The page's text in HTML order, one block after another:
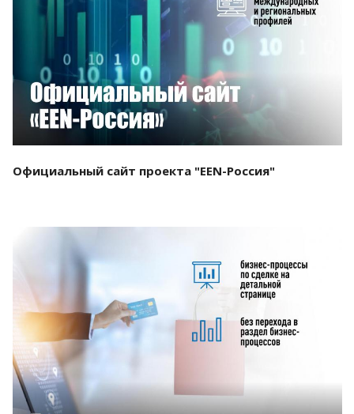
Смотреть проект
Официальный сайт проекта "EEN-Россия"